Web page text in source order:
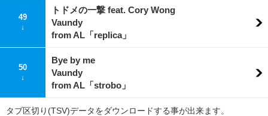
49
↓
トドメの一撃 feat. Cory Wong
Vaundy
from AL「replica」
50
↓
Bye by me
Vaundy
from AL「strobo」
タブ区切り(TSV)データをダウンロードする事が出来ます。